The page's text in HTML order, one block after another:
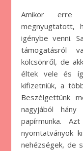
Amikor erre
megnyugtatott,
igénybe venni.
támogatásról
kölcsönről, de
éltek vele és
kifizetniük, a
Beszélgettünk
nagyjából
papírmunka.
nyomtatványok
nehézségek, de